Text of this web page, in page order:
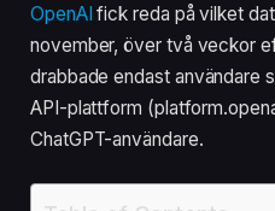
OpenAI fick reda på vilket
november, över två veckor
drabbade endast användare
API-plattform
ChatGPT-användare.